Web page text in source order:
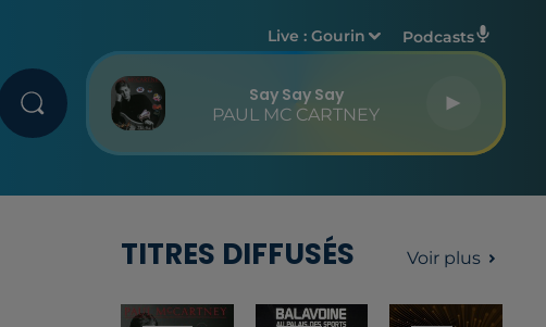
Live :Gourin Podcasts
Say Say Say
PAUL MC CARTNEY
TITRES DIFFUSÉS Voir plus